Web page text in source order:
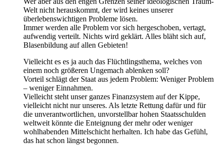
Welt nicht herauskommt, der wird keines unserer
überlebenswichtigen Probleme lösen.
Immer werden alle Problem vor sich hergeschoben, vertagt,
aufwendig verteilt. Nichts wird geklärt. Alles bläht sich auf,
Blasenbildung auf allen Gebieten!
Vielleicht es es ja auch das Flüchtlingsthema, welches von
einem noch größeren Ungemach ablenken soll?
Vorteil schlägt der Staat aus jedem Problem: Weniger Problem
– weniger Einnahmen.
Vielleicht steht unser ganzes Finanzsystem auf der Kippe,
vielleicht nicht nur unseres. Als letzte Rettung dafür und für
die unverantwortlichen, unvorstellbar hohen Staatsschulden
weltweit könnte die Enteignung der mehr oder weniger
wohlhabenden Mittelschicht herhalten. Ich habe das Gefühl,
das hat schon längst begonnen.